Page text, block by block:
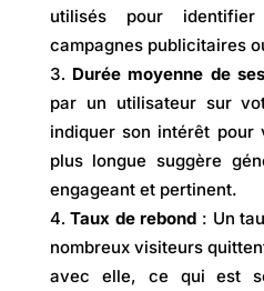
utilisés pour
campagnes publicitaires
Durée moyenne de
par un utilisateur sur
indiquer son intérêt
plus longue suggère
engageant et pertinent.
Taux de rebond : Un
nombreux visiteurs
avec elle, ce qui est